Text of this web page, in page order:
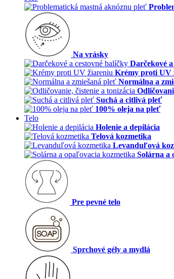
Na vrásky
Darčekové
Krémy proti UV
Normálna a
Suchá a citlivá pleť
100% oleja na pleť
Telo
Holenie a depilácia
Telová kozmetika
Levanduľová
Solárna a
Pre pevné telo
Sprchové gély a mydlá